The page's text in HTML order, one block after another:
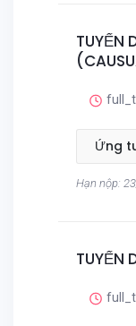
TUYỂN
Ứng
Hạn nộp:
TUYỂN